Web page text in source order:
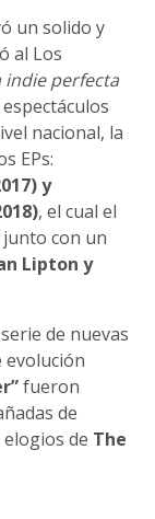
un solido y
al Los
indie perfecta
nacional, la
EPs:
y
, el cual el
junto con un
Lipton y
de nuevas
evolución
fueron
de
de The